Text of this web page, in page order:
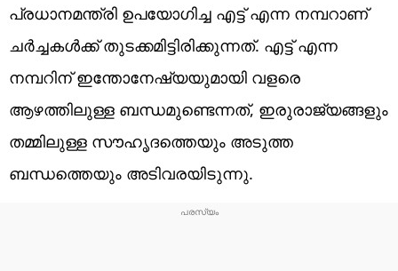
പ്രധാനമന്ത്രി ഉപയോഗിച്ച എട്ട് എന്ന നമ്പറാണ്
ചര്‍ച്ചകള്‍ക്ക് തുടക്കമിട്ടിരിക്കുന്നത്. എട്ട് എന്ന
നമ്പറിന് ഇന്തോനേഷ്യയുമായി വളരെ
ആഴത്തിലുള്ള ബന്ധമുണ്ടെന്നത്, ഇരുരാജ്യങ്ങളും
തമ്മിലുള്ള സൗഹൃദത്തെയും അടുത്ത
ബന്ധത്തെയും അടിവരയിടുന്നു.